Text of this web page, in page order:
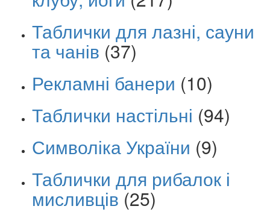
Таблички для лазні, сауни
та чанів (37)
Рекламні банери (10)
Таблички настільні (94)
Символіка України (9)
Таблички для рибалок і
мисливців (25)